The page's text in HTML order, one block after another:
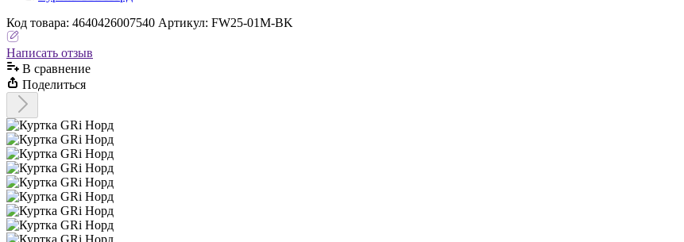
Код товара: 4640426007540 Артикул: FW25-01M-BK
Написать отзыв
В сравнениe
Поделиться